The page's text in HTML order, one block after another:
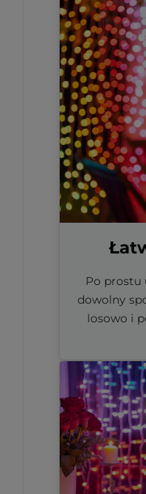
Po prostu
dowolny
losowo i